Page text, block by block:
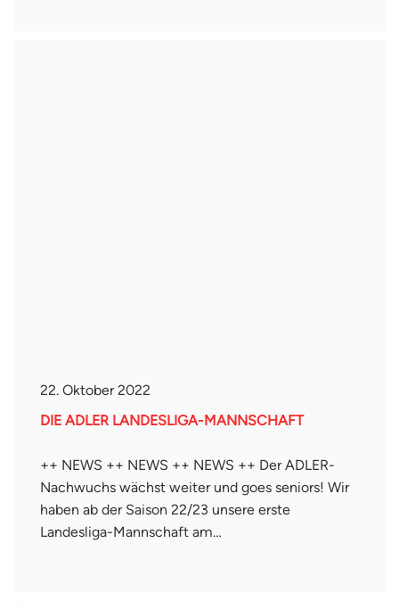
22. Oktober 2022
DIE ADLER LANDESLIGA-MANNSCHAFT
++ NEWS ++ NEWS ++ NEWS ++ Der ADLER-
Nachwuchs wächst weiter und goes seniors! Wir
haben ab der Saison 22/23 unsere erste
Landesliga-Mannschaft am…